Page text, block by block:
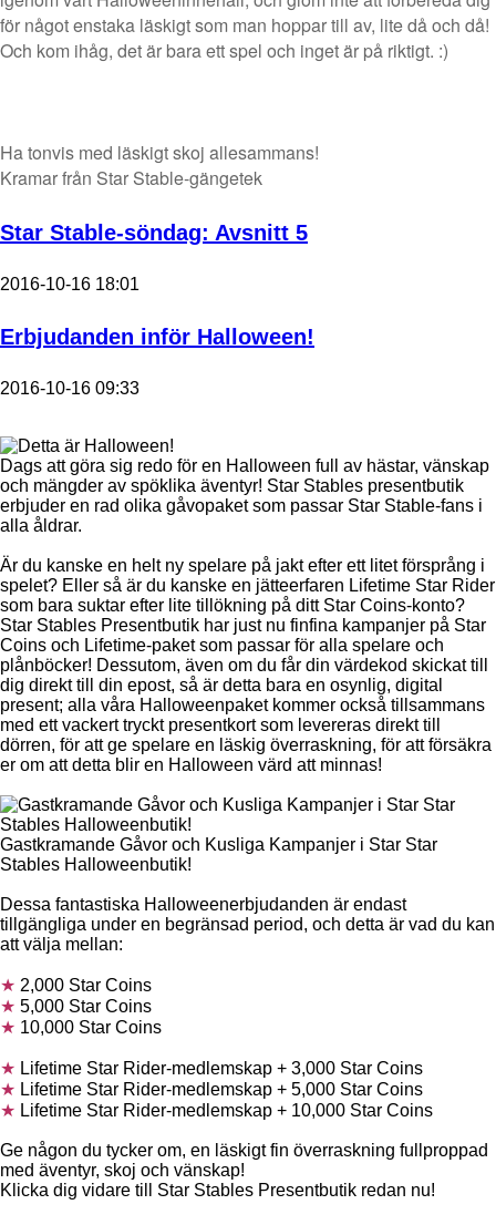
för något enstaka läskigt som man hoppar till av, lite då och då!
Och kom ihåg, det är bara ett spel och inget är på riktigt. :)
Ha tonvis med läskigt skoj allesammans!
Kramar från Star Stable-gängetek
Star Stable-söndag: Avsnitt 5
2016-10-16 18:01
Erbjudanden inför Halloween!
2016-10-16 09:33
Dags att göra sig redo för en Halloween full av hästar, vänskap
och mängder av spöklika äventyr! Star Stables presentbutik
erbjuder en rad olika gåvopaket som passar Star Stable-fans i
alla åldrar.
Är du kanske en helt ny spelare på jakt efter ett litet försprång i
spelet? Eller så är du kanske en jätteerfaren Lifetime Star Rider
som bara suktar efter lite tillökning på ditt Star Coins-konto?
Star Stables Presentbutik har just nu finfina kampanjer på Star
Coins och Lifetime-paket som passar för alla spelare och
plånböcker! Dessutom, även om du får din värdekod skickat till
dig direkt till din epost, så är detta bara en osynlig, digital
present; alla våra Halloweenpaket kommer också tillsammans
med ett vackert tryckt presentkort som levereras direkt till
dörren, för att ge spelare en läskig överraskning, för att försäkra
er om att detta blir en Halloween värd att minnas!
Gastkramande Gåvor och Kusliga Kampanjer i Star Star
Stables Halloweenbutik!
Dessa fantastiska Halloweenerbjudanden är endast
tillgängliga under en begränsad period, och detta är vad du kan
att välja mellan:
★ 2,000 Star Coins
★ 5,000 Star Coins
★ 10,000 Star Coins
★ Lifetime Star Rider-medlemskap + 3,000 Star Coins
★ Lifetime Star Rider-medlemskap + 5,000 Star Coins
★ Lifetime Star Rider-medlemskap + 10,000 Star Coins
Ge någon du tycker om, en läskigt fin överraskning fullproppad
med äventyr, skoj och vänskap!
Klicka dig vidare till Star Stables Presentbutik redan nu!